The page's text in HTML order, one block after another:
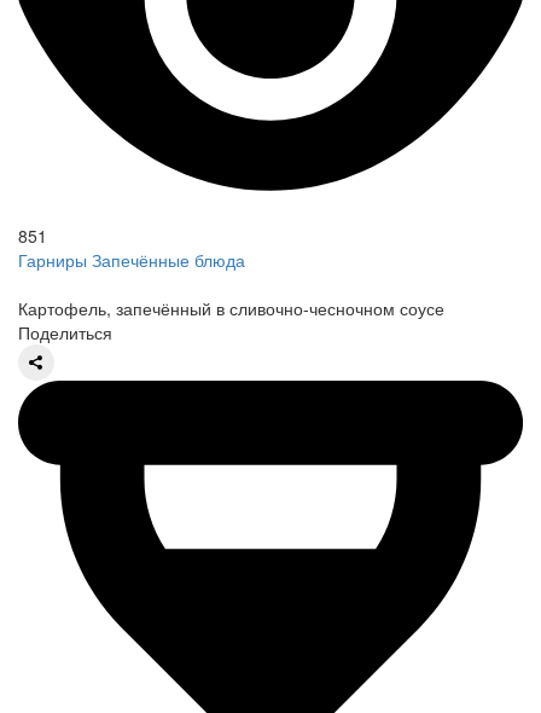
851
Гарниры Запечённые блюда
Картофель, запечённый в сливочно-чесночном соусе
Поделиться